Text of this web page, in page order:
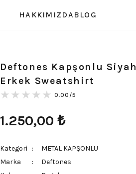
HAKKIMIZDA BLOG
Deftones Kapşonlu Siyah
Erkek Sweatshirt
0.00/5
1.250,00 ₺
Kategori
METAL KAPŞONLU
Marka
Deftones